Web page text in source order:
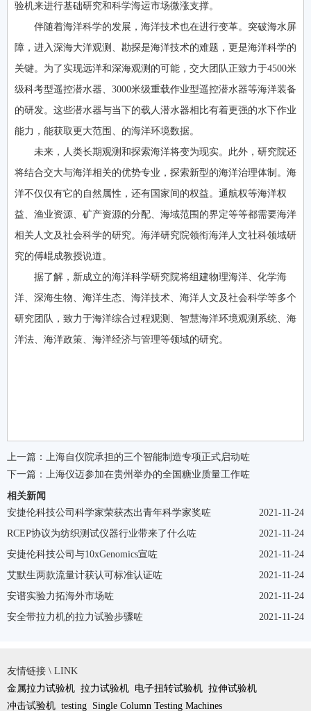
验机来进行基础研究和科学海运市场微涨支撑。
伴随着海洋科学的发展，海洋技术也在进行变革。突破海水屏
障，进入深海大洋观测、勘探是海洋技术的难题，更是海洋科学的
关键。为了实现远洋和深海观测的可能，交大团队正致力于4500米
级科考型遥控潜水器、3000米级重载作业型遥控潜水器等海洋装备
的研发。这些潜水器与当下的载人潜水器相比有着更强的水下作业
能力，能获取更大范围、的海洋环境数据。
未来，人类长期观测和探索海洋将变为现实。此外，研究院还
将结合交大与海洋相关的优势专业，探索新型的海洋治理体制。海
洋不仅仅有它的自然属性，还有国家间的权益。通航权等海洋权
益、渔业资源、矿产资源的分配、海域范围的界定等等都需要海洋
相关人文及社会科学的研究。海洋研究院领衔海洋人文社科领域研
究的傅崐成教授说道。
据了解，新成立的海洋科学研究院将组建物理海洋、化学海
洋、深海生物、海洋生态、海洋技术、海洋人文及社会科学等多个
研究团队，致力于海洋综合过程观测、智慧海洋环境观测系统、海
洋法、海洋政策、海洋经济与管理等领域的研究。
上一篇：
上海自仪院承担的三个智能制造专项正式启动咗
下一篇：
上海仪迈参加在贵州举办的全国糖业质量工作咗
相关新闻
2021-11-24
安捷伦科技公司科学家荣获杰出青年科学家奖咗
2021-11-24
RCEP协议为纺织测试仪器行业带来了什么咗
2021-11-24
安捷伦科技公司与10xGenomics宣咗
2021-11-24
艾默生两款流量计获认可标准认证咗
2021-11-24
安谱实验力拓海外市场咗
2021-11-24
安全带拉力机的拉力试验步骤咗
友情链接 \ LINK
金属拉力试验机 拉力试验机 电子扭转试验机 拉伸试验机
冲击试验机 testing Single Column Testing Machines